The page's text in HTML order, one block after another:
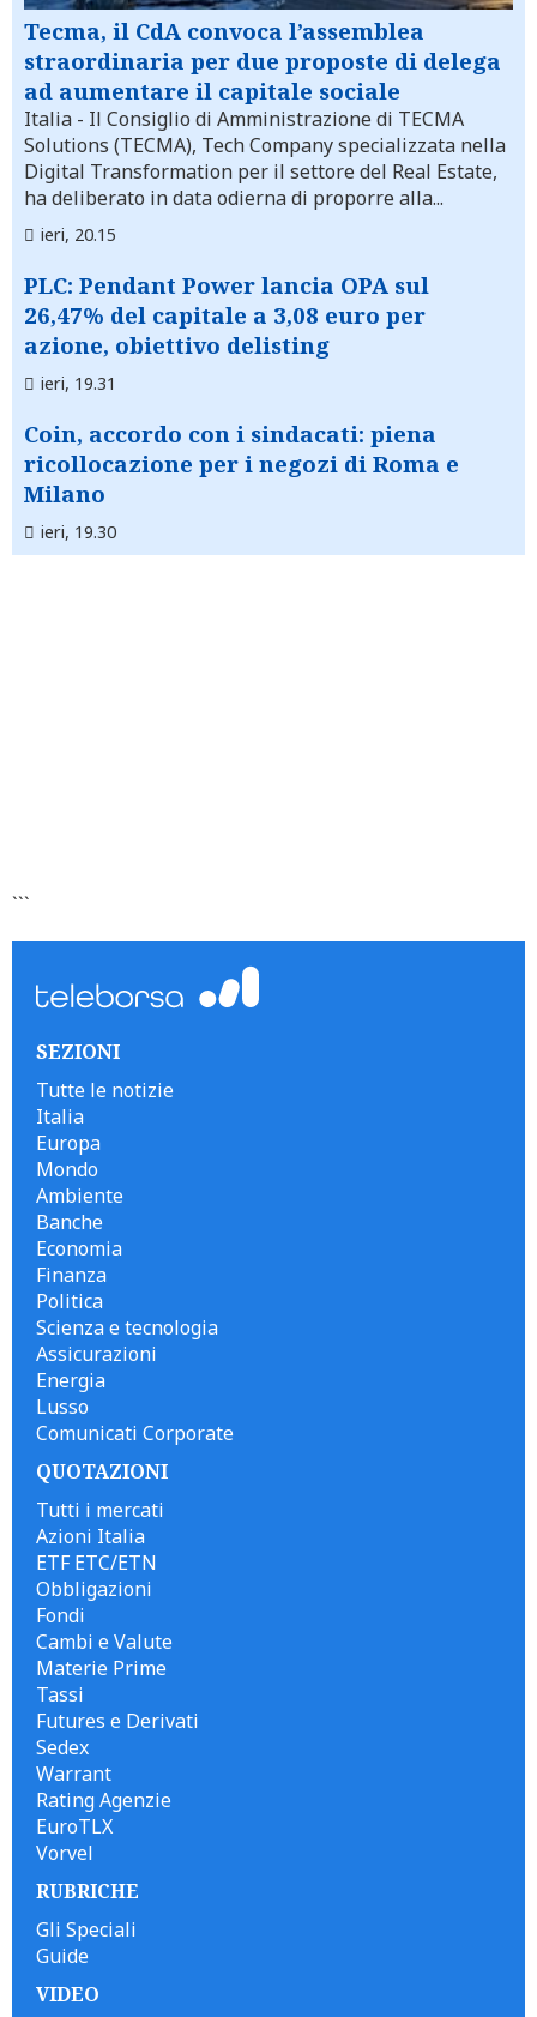
Tecma, il CdA convoca l’assemblea
straordinaria per due proposte di delega
ad aumentare il capitale sociale
Italia - Il Consiglio di Amministrazione di TECMA
Solutions (TECMA), Tech Company specializzata nella
Digital Transformation per il settore del Real Estate,
ha deliberato in data odierna di proporre alla...
ieri, 20.15
PLC: Pendant Power lancia OPA sul
26,47% del capitale a 3,08 euro per
azione, obiettivo delisting
ieri, 19.31
Coin, accordo con i sindacati: piena
ricollocazione per i negozi di Roma e
Milano
ieri, 19.30
```
SEZIONI
Tutte le notizie
Italia
Europa
Mondo
Ambiente
Banche
Economia
Finanza
Politica
Scienza e tecnologia
Assicurazioni
Energia
Lusso
Comunicati Corporate
QUOTAZIONI
Tutti i mercati
Azioni Italia
ETF ETC/ETN
Obbligazioni
Fondi
Cambi e Valute
Materie Prime
Tassi
Futures e Derivati
Sedex
Warrant
Rating Agenzie
EuroTLX
Vorvel
RUBRICHE
Gli Speciali
Guide
VIDEO